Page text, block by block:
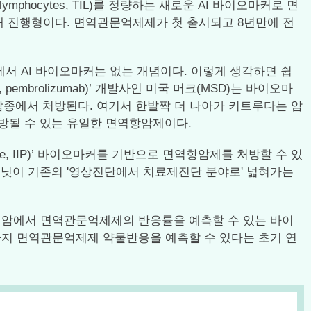
TIL)를 정량하는 새로운 AI 바이오마커로 면
행형이다. 면역관문억제제가 첫 출시되고 8년만에 전
AI 바이오마커는 없는 개념이다. 이렇게 생각하면 쉽
개발사인 미국 머크(MSD)는 바이오마
에서 처방된다. 여기서 한발짝 더 나아가 키트루다는 암
될 수 있는 유일한 면역항암제이다.
IIP)’ 바이오마커를 기반으로 면역항암제를 처방할 수 있
이 기존의 '영상진단에서 치료제진단 분야로' 넓혀가는
에서 면역관문억제제의 반응률을 예측할 수 있는 바이
면역관문억제제 약물반응을 예측할 수 있다는 초기 연